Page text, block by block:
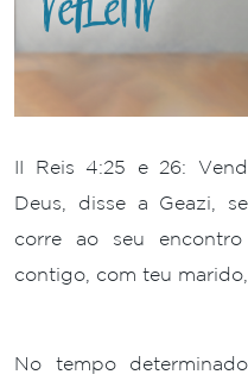
II Reis 4:25 e 26:
Deus, disse a Geazi,
corre ao seu
contigo, com teu
No tempo